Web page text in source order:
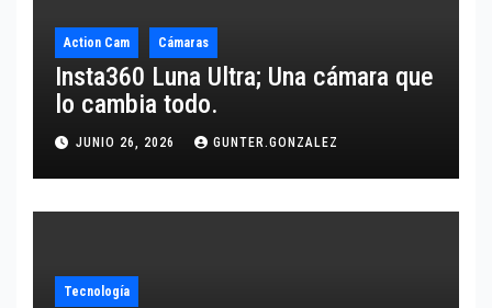
Action Cam Cámaras
Insta360 Luna Ultra; Una cámara que
lo cambia todo.
JUNIO 26, 2026 GUNTER.GONZALEZ
Tecnología